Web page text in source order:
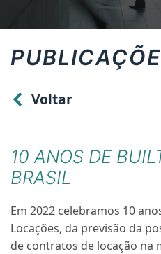
Voltar
10 ANOS DE
BRASIL
Em 2022 celebramos 10
Locações, da previsão da
de contratos de locação na